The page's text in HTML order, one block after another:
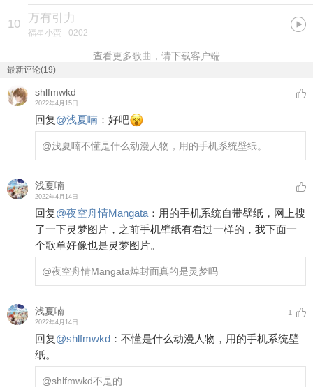
10 万有引力
福星小蛮 - 0202
查看更多歌曲，请下载客户端
最新评论(19)
shlfmwkd
2022年4月15日
回复@浅夏喃 ： 好吧
@浅夏喃不懂是什么动漫人物，用的手机系统壁纸。
浅夏喃
2022年4月14日
回复@夜空舟情Mangata ： 用的手机系统自带壁纸，网上搜
了一下灵梦图片，之前手机壁纸有看过一样的，我下面一
个歌单好像也是灵梦图片。
@夜空舟情Mangata焯封面真的是灵梦吗
浅夏喃
2022年4月14日
1
回复@shlfmwkd ： 不懂是什么动漫人物，用的手机系统壁
纸。
@shlfmwkd不是的